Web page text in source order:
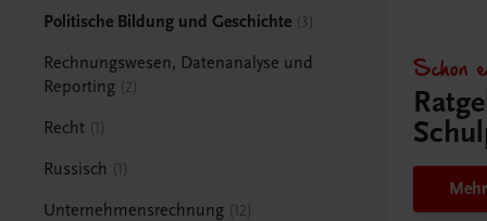
Politische Bildung und Geschichte 3
Rechnungswesen, Datenanalyse und
Reporting 2
Recht 1
Russisch 1
Unternehmensrechnung 12
Schon